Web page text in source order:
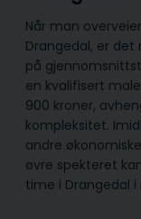
Når man
Drangedal, er det
på
en kvalifisert
900 kroner,
kompleksitet.
andre
øvre spekteret
time i Drangedal